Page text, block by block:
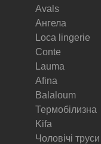
Avals
Ангела
Loca lingerie
Conte
Lauma
Afina
Balaloum
Термобілизна
Kifa
Чоловічі